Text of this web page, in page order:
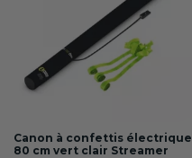
Canon à confettis électrique
80 cm vert clair Streamer